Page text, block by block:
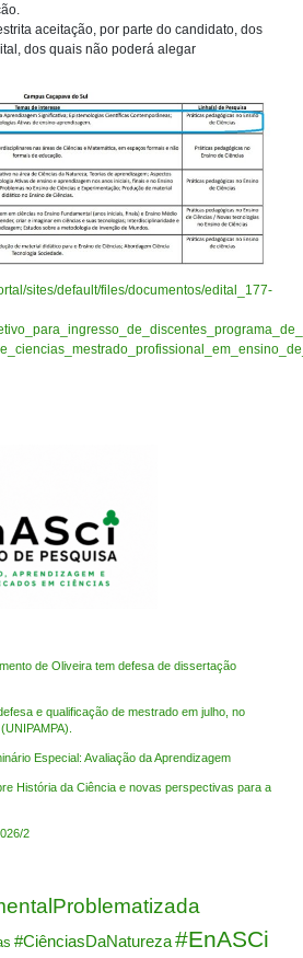
aceitação, por parte do candidato, dos
dos quais não poderá alegar
sites/default/files/documentos/edital_177-
de Oliveira tem defesa de dissertação
e qualificação de mestrado em julho, no
Especial: Avaliação da Aprendizagem
História da Ciência e novas perspectivas para a
2
#CiênciasDaNatureza#EnASCi